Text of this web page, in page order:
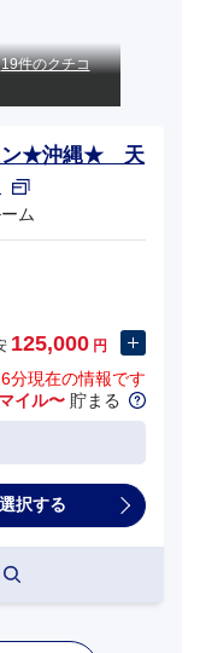
19件のクチコ
ン★沖縄★ 天
ム
125,000 円
分現在の情報です
イル〜 貯まる